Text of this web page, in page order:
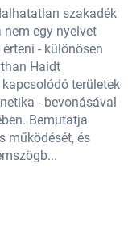
szakadék
egy nyelvet
- különösen
Haidt
területek
- bevonásával
Bemutatja
működését, és